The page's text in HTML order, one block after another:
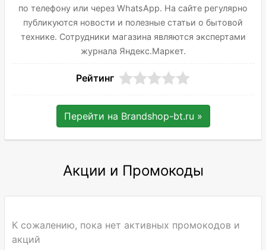
по телефону или через WhatsApp. На сайте регулярно
публикуются новости и полезные статьи о бытовой
технике. Сотрудники магазина являются экспертами
журнала Яндекс.Маркет.
Рейтинг
Перейти на Brandshop-bt.ru »
Акции и Промокоды
К сожалению, пока нет активных промокодов и
акций